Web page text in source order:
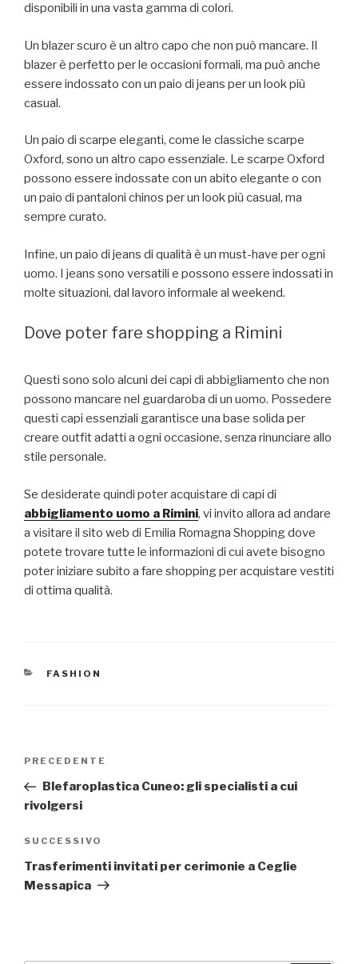
disponibili in una vasta gamma di colori.
Un blazer scuro è un altro capo che non può mancare. Il
blazer è perfetto per le occasioni formali, ma può anche
essere indossato con un paio di jeans per un look più
casual.
Un paio di scarpe eleganti, come le classiche scarpe
Oxford, sono un altro capo essenziale. Le scarpe Oxford
possono essere indossate con un abito elegante o con
un paio di pantaloni chinos per un look più casual, ma
sempre curato.
Infine, un paio di jeans di qualità è un must-have per ogni
uomo. I jeans sono versatili e possono essere indossati in
molte situazioni, dal lavoro informale al weekend.
Dove poter fare shopping a Rimini
Questi sono solo alcuni dei capi di abbigliamento che non
possono mancare nel guardaroba di un uomo. Possedere
questi capi essenziali garantisce una base solida per
creare outfit adatti a ogni occasione, senza rinunciare allo
stile personale.
Se desiderate quindi poter acquistare di capi di
abbigliamento uomo a Rimini, vi invito allora ad andare
a visitare il sito web di Emilia Romagna Shopping dove
potete trovare tutte le informazioni di cui avete bisogno
poter iniziare subito a fare shopping per acquistare vestiti
di ottima qualità.
CATEGORIE
FASHION
Articolo
precedente:
PRECEDENTE
Blefaroplastica Cuneo: gli specialisti a cui
rivolgersi
Articolo
successivo
SUCCESSIVO
Trasferimenti invitati per cerimonie a Ceglie
Messapica